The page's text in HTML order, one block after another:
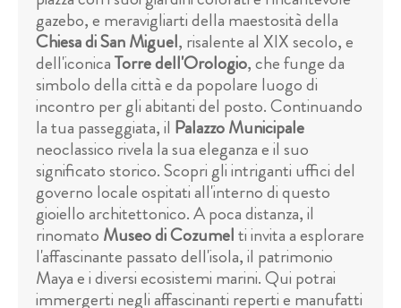
gazebo, e meravigliarti della maestosità della
Chiesa di San Miguel, risalente al XIX secolo, e
dell'iconicaTorre dell'Orologio, che funge da
simbolo della città e da popolare luogo di
incontro per gli abitanti del posto. Continuando
la tua passeggiata, il Palazzo Municipale
neoclassico rivela la sua eleganza e il suo
significato storico. Scopri gli intriganti uffici del
governo locale ospitati all'interno di questo
gioiello architettonico. A poca distanza, il
rinomato Museo di Cozumelti invita a esplorare
l'affascinante passato dell'isola, il patrimonio
Maya e i diversi ecosistemi marini. Qui potrai
immergerti negli affascinanti reperti e manufatti